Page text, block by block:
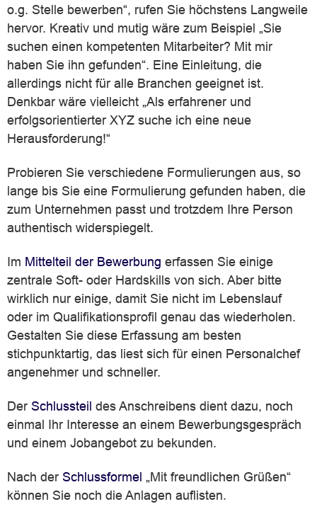
o.g. Stelle bewerben“, rufen Sie höchstens Langweile
hervor. Kreativ und mutig wäre zum Beispiel „Sie
suchen einen kompetenten Mitarbeiter? Mit mir
haben Sie ihn gefunden“. Eine Einleitung, die
allerdings nicht für alle Branchen geeignet ist.
Denkbar wäre vielleicht „Als erfahrener und
erfolgsorientierter XYZ suche ich eine neue
Herausforderung!“
Probieren Sie verschiedene Formulierungen aus, so
lange bis Sie eine Formulierung gefunden haben, die
zum Unternehmen passt und trotzdem Ihre Person
authentisch widerspiegelt.
Im Mittelteil der Bewerbung erfassen Sie einige
zentrale Soft- oder Hardskills von sich. Aber bitte
wirklich nur einige, damit Sie nicht im Lebenslauf
oder im Qualifikationsprofil genau das wiederholen.
Gestalten Sie diese Erfassung am besten
stichpunktartig, das liest sich für einen Personalchef
angenehmer und schneller.
Der Schlussteil des Anschreibens dient dazu, noch
einmal Ihr Interesse an einem Bewerbungsgespräch
und einem Jobangebot zu bekunden.
Nach der Schlussformel „Mit freundlichen Grüßen“
können Sie noch die Anlagen auflisten.